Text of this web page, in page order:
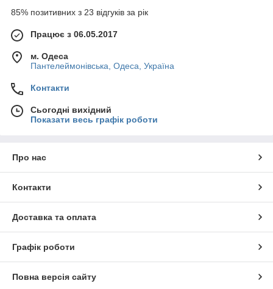
85% позитивних з 23 відгуків за рік
Працює з 06.05.2017
м. Одеса
Пантелеймонівська, Одеса, Україна
Контакти
Сьогодні вихідний
Показати весь графік роботи
Про нас
Контакти
Доставка та оплата
Графік роботи
Повна версія сайту